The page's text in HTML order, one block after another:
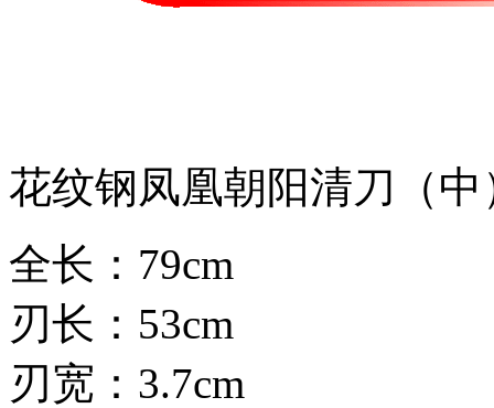
花纹钢凤凰朝阳清刀（中
全长：79cm
刃长：53cm
刃宽：3.7cm